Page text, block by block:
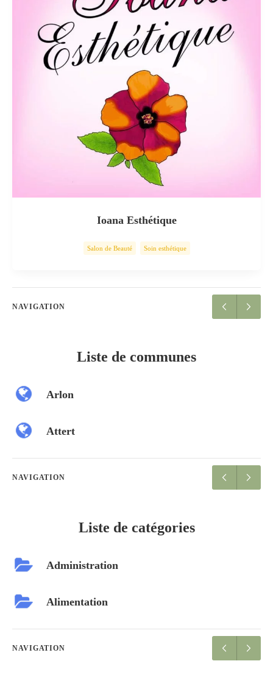
Ioana Esthétique
Salon de Beauté Soin esthétique
NAVIGATION
Liste de communes
Arlon
Attert
NAVIGATION
Liste de catégories
Administration
Alimentation
NAVIGATION